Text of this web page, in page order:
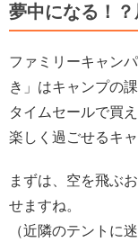
夢中になる！
ファミリーキャン
き」はキャンプの
タイムセールで買
楽しく過ごせるキャ
まずは、空を飛ぶ
せますね。
（近隣のテントに